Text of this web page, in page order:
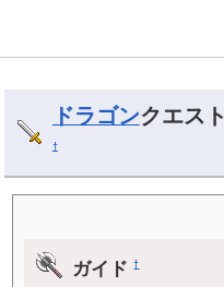
ドラゴンクエス
†
ガイド†